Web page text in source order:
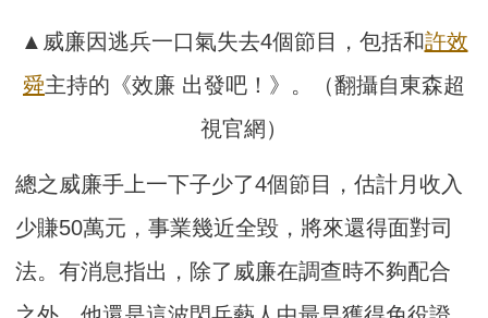
▲威廉因逃兵一口氣失去4個節目，包括和許效
舜主持的《效廉 出發吧！》。（翻攝自東森超
視官網）
總之威廉手上一下子少了4個節目，估計月收入
少賺50萬元，事業幾近全毀，將來還得面對司
法。有消息指出，除了威廉在調查時不夠配合